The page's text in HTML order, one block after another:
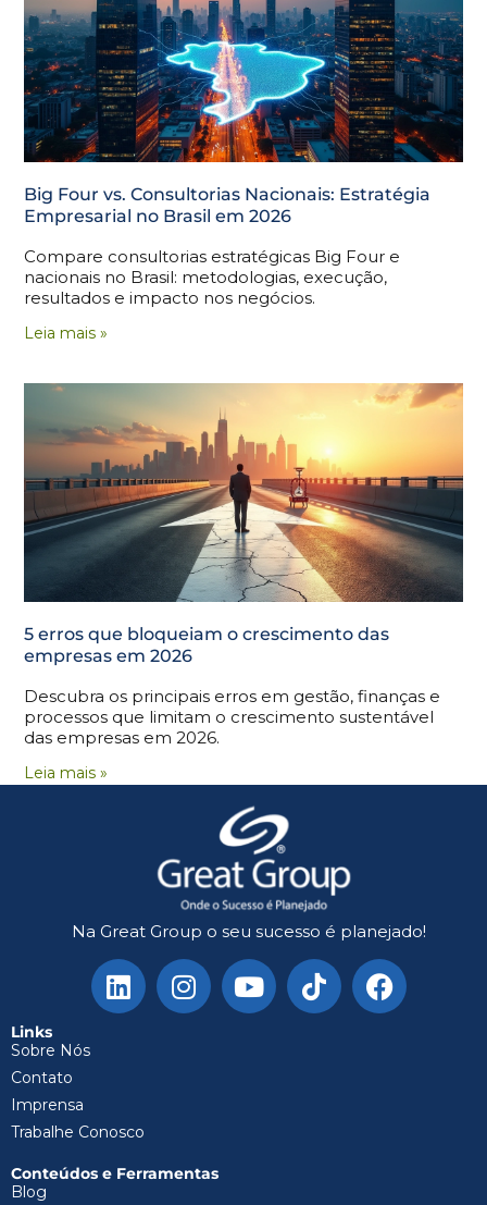
Big Four vs. Consultorias Nacionais: Estratégia
Empresarial no Brasil em 2026
Compare consultorias estratégicas Big Four e
nacionais no Brasil: metodologias, execução,
resultados e impacto nos negócios.
Leia mais »
5 erros que bloqueiam o crescimento das
empresas em 2026
Descubra os principais erros em gestão, finanças e
processos que limitam o crescimento sustentável
das empresas em 2026.
Leia mais »
Na Great Group o seu sucesso é planejado!
Links
Sobre Nós
Contato
Imprensa
Trabalhe Conosco
Conteúdos e Ferramentas
Blog